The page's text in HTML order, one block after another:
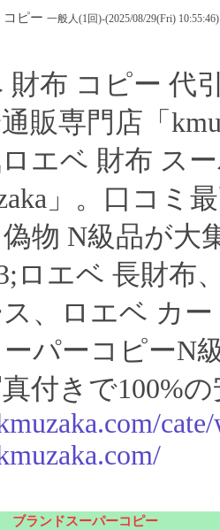
ピー 一般人(1回)-(2025/08/29(Fri) 10:55:46)
財布 コピー 代
販専門店「
エベ 財布 ス
」。口コミ
偽物 N級品が大
ロエベ 長財布
、ロエベ カ
パーコピーN
付きで100%
ブランドスーパーコピー